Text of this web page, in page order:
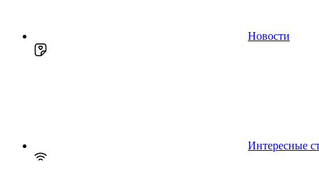
Новости
Интересные